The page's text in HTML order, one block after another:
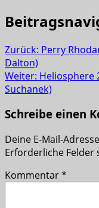
Zurück: Perry
Dalton)
Weiter: Heliosphere
Suchanek)
Schreibe einen
Deine E-Mail-
Erforderliche Felder
Kommentar*